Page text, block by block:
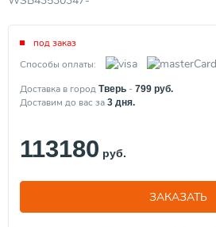
под заказ
Способы оплаты:
Доставка в город Тверь - 799 руб.
Доставим до вас за 3 дня.
113180 руб.
ЗАКАЗАТЬ